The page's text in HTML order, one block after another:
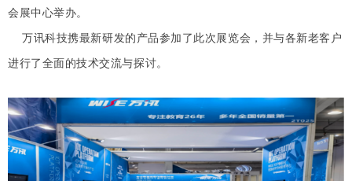
会展中心举办。
万讯科技携最新研发的产品参加了此次展览会，并与各新老客户
进行了全面的技术交流与探讨。